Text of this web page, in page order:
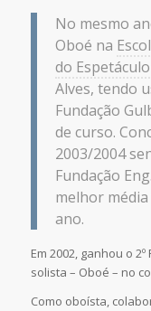
No mesmo
Oboé na
do Espetáculo
Alves, tendo
Fundação
de curso.
2003/2004
Fundação
melhor média
ano.
Em 2002, ganhou o
solista – Oboé – no
Como oboísta,